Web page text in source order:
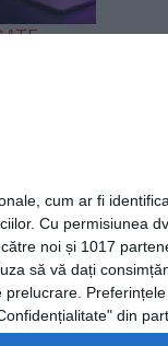
cum ar fi
Cu permisiunea
noi și 1017
să vă dați
din
Media
uri